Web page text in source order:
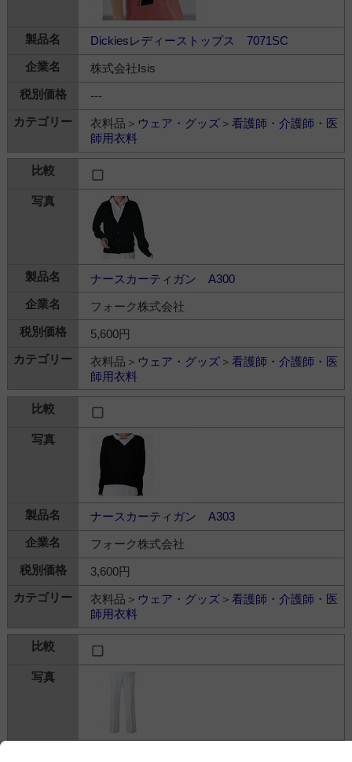
Dickiesレディーストップス 7071SC
株式会社Isis
---
衣料品＞ ウェア・グッズ＞ 看護師・介護師・医
師用衣料
ナースカーティガン A300
フォーク株式会社
5,600円
衣料品＞ ウェア・グッズ＞ 看護師・介護師・医
師用衣料
ナースカーティガン A303
フォーク株式会社
3,600円
衣料品＞ ウェア・グッズ＞ 看護師・介護師・医
師用衣料